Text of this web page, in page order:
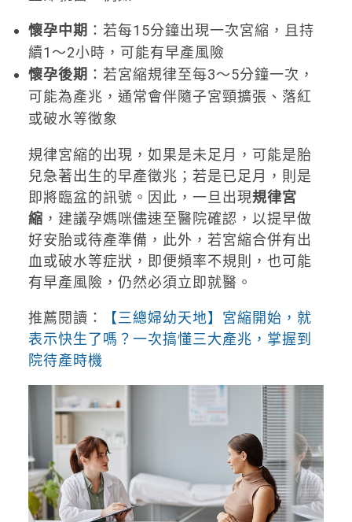
懷孕中期 ：若每15分鐘出現一次宮縮，且持
續1～2小時，可能有早產風險
懷孕後期 ：若宮縮規律至每3～5分鐘一次，
可能為產兆，通常會伴隨子宮頸擴張、落紅
或破水等徵象
規律宮縮的出現，如果是未足月，可能是胎
兒急著出生的早產徵兆；若是已足月，則是
即將臨盆的訊號。因此，一旦出現規律宮
縮 ，建議孕媽咪儘速至醫院確認，以提早做
好安胎或待產準備，此外，若宮縮合併有出
血或破水等症狀，即便頻率不規則，也可能
有早產風險，仍然必須立即就醫。
推薦閱讀：
【三總婦幼天地】宮縮開始，就
表示快生了嗎？一次搞懂三大產兆，掌握到
院待產時機